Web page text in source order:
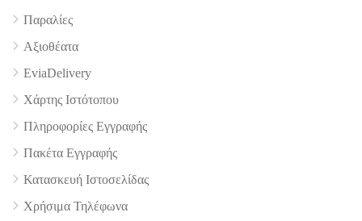
Παραλίες
Αξιοθέατα
EviaDelivery
Χάρτης Ιστότοπου
Πληροφορίες Εγγραφής
Πακέτα Εγγραφής
Κατασκευή Ιστοσελίδας
Χρήσιμα Τηλέφωνα